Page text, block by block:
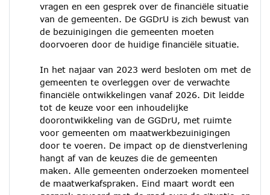
vragen en een gesprek over de financiële situatie
van de gemeenten. De GGDrU is zich bewust van
de bezuinigingen die gemeenten moeten
doorvoeren door de huidige financiële situatie.
In het najaar van 2023 werd besloten om met de
gemeenten te overleggen over de verwachte
financiële ontwikkelingen vanaf 2026. Dit leidde
tot de keuze voor een inhoudelijke
doorontwikkeling van de GGDrU, met ruimte
voor gemeenten om maatwerkbezuinigingen
door te voeren. De impact op de dienstverlening
hangt af van de keuzes die de gemeenten
maken. Alle gemeenten onderzoeken momenteel
de maatwerkafspraken. Eind maart wordt een